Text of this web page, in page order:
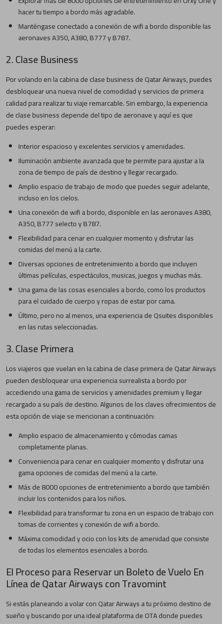
hacer tu tiempo a bordo más agradable.
Manténgase conectado a conexión de wifi a bordo disponible las
aeronaves A350, A380, B777 y B787.
2. Clase Business
Por volando en la cabina de clase business de Qatar Airways, puedes
desbloquear una nueva nivel de comodidad y servicios de primera
calidad para realizar tu viaje remarcable. Sin embargo, la experiencia
de clase business depende del tipo de aeronave y aquí es que
puedes esperar:
Interior espacioso y excelentes servicios y amenidades.
Iluminación ambiente avanzada que te permite para ajustar a la
zona de tiempo de país de destino y llegar recargado.
Amplio espacio de trabajo de modo que puedes seguir adelante,
incluso en los cielos.
Una conexión de wifi a bordo, disponible en las aeronaves A380,
A350, B777 selecto y B787.
Flexibilidad para cenar en cualquier momento y disfrutar las
comidas del menú a la carte.
Diversas opciones de entretenimiento a bordo que incluyen
últimas películas, espectáculos, musicas, juegos y muchas más.
Una gama de las cosas esenciales a bordo, como los productos
para el cuidado de cuerpo y ropas de estar por cama.
Último, pero no al menos, una experiencia de Qsuites disponibles
en las rutas seleccionadas.
3. Clase Primera
Los viajeros que vuelan en la cabina de clase primera de Qatar Airways
pueden desbloquear una experiencia surrealista a bordo por
accediendo una gama de servicios y amenidades premium y llegar
recargado a su país de destino. Algunos de los claves ofrecimientos de
esta opción de viaje se mencionan a continuación:
Amplio espacio de almacenamiento y cómodas camas
completamente planas.
Conveniencia para cenar en cualquier momento y disfrutar una
gama opciones de comidas del menú a la carte.
Más de 8000 opciones de entretenimiento a bordo que también
incluir los contenidos para los niños.
Flexibilidad para transformar tu zona en un espacio de trabajo con
tomas de corrientes y conexión de wifi a bordo.
Máxima comodidad y ocio con los kits de amenidad que consiste
de todas los elementos esenciales a bordo.
El Proceso para Reservar un Boleto de Vuelo En
Línea de Qatar Airways con Travomint
Si estás planeando a volar con Qatar Airways a tu próximo destino de
sueño y buscando por una ideal plataforma de OTA donde puedes